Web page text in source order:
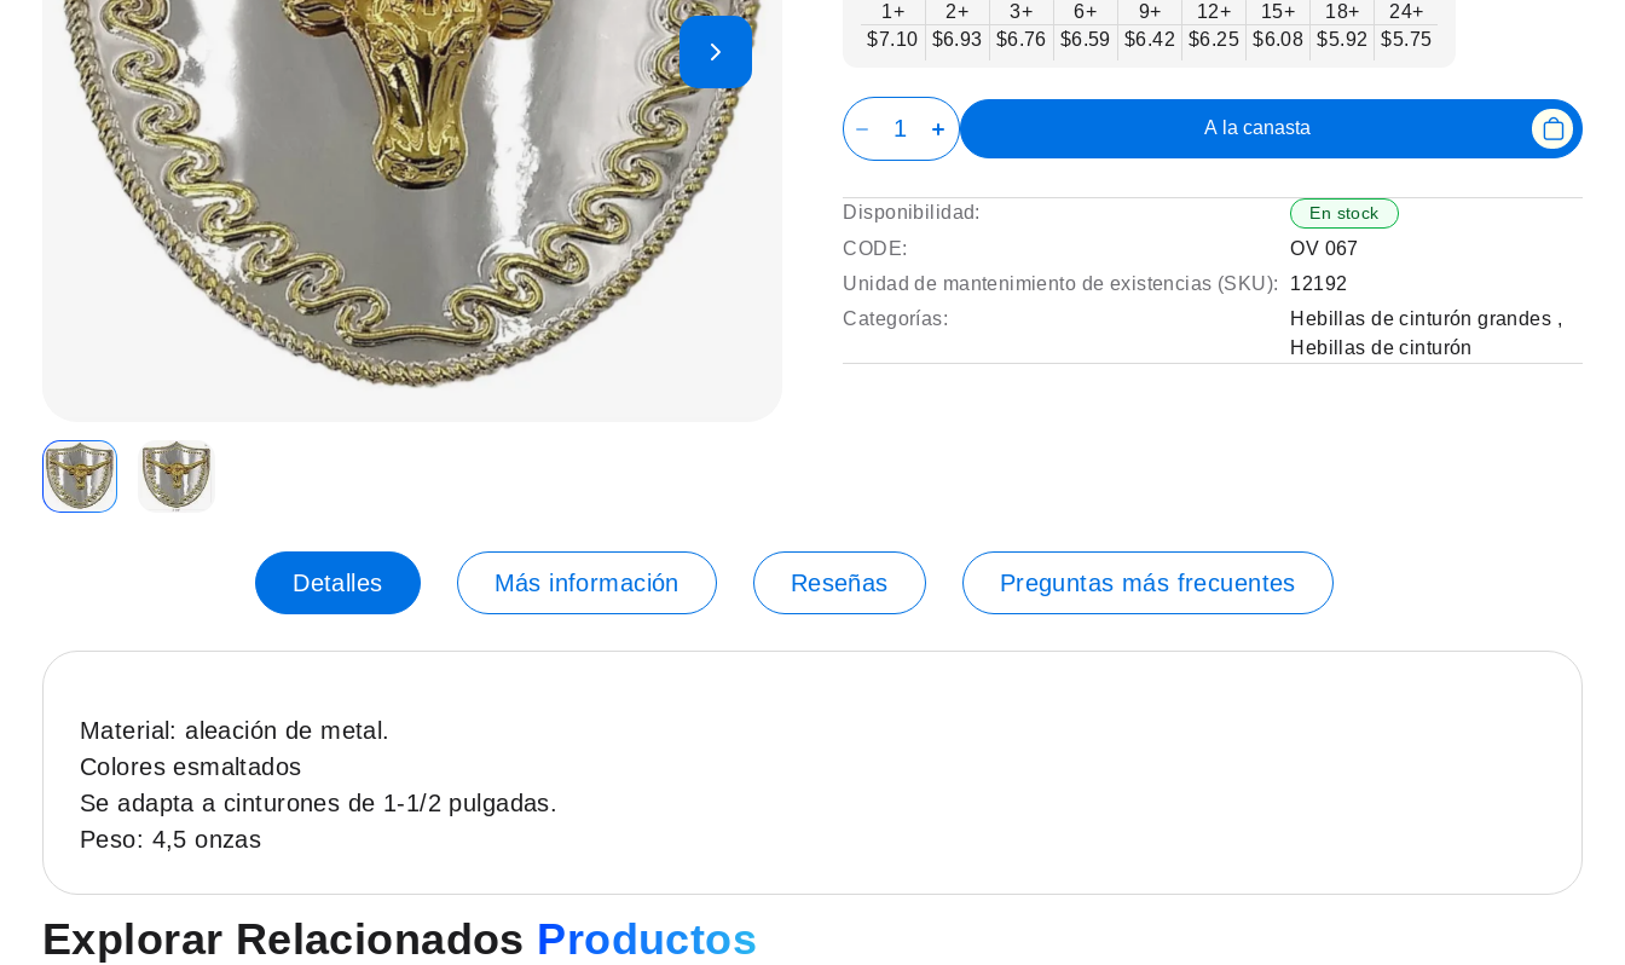
galería
de
1+
$7.10
2+
$6.93
3+
$6.76
6+
$6.59
9+
$6.42
12+
$6.25
15+
$6.08
18+
$5.92
24+
$5.75
A la canasta
Disponibilidad: En stock
CODE:
OV 067
Unidad de mantenimiento de existencias (SKU):
12192
Categorías:
Hebillas de cinturón grandes ,
Hebillas de cinturón
Detalles Más información Reseñas Preguntas más frecuentes
Material: aleación de metal.
Colores esmaltados
Se adapta a cinturones de 1-1/2 pulgadas.
Peso: 4,5 onzas
Explorar Relacionados Productos